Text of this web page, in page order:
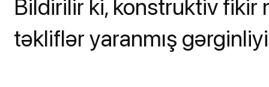
Bildirilir ki, konstruktiv fikir
təkliflər yaranmış